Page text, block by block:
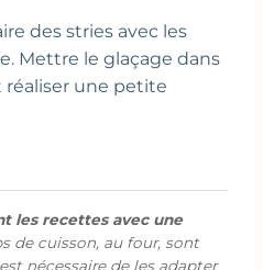
des stries avec les
Mettre le glaçage dans
réaliser une petite
les recettes avec une
de cuisson, au four, sont
nécessaire de les adapter